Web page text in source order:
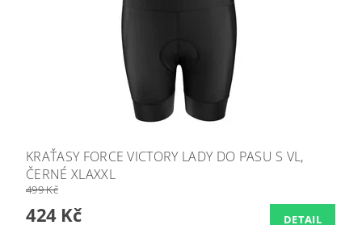
KRAŤASY FORCE VICTORY LADY DO PASU S VL,
ČERNÉ XLAXXL
499 Kč
424 Kč DETAIL